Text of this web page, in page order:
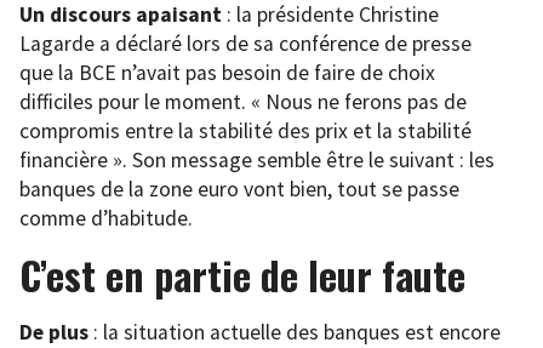
Un discours apaisant : la présidente Christine
Lagarde a déclaré lors de sa conférence de presse
que la BCE n’avait pas besoin de faire de choix
difficiles pour le moment. « Nous ne ferons pas de
compromis entre la stabilité des prix et la stabilité
financière ». Son message semble être le suivant : les
banques de la zone euro vont bien, tout se passe
comme d’habitude.
C’est en partie de leur faute
De plus : la situation actuelle des banques est encore